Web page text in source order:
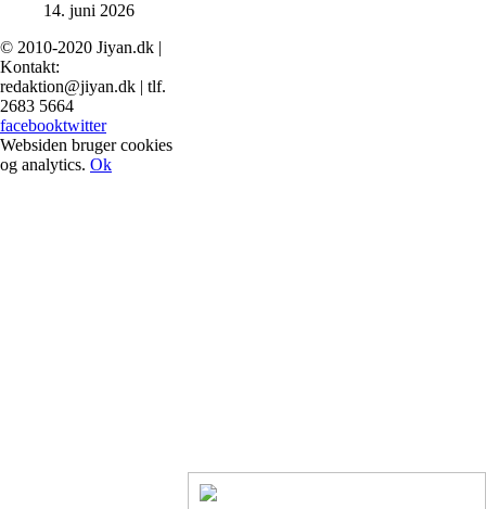
14. juni 2026
© 2010-2020 Jiyan.dk |
Kontakt:
redaktion@jiyan.dk | tlf.
2683 5664
facebooktwitter
Websiden bruger cookies
og analytics. Ok